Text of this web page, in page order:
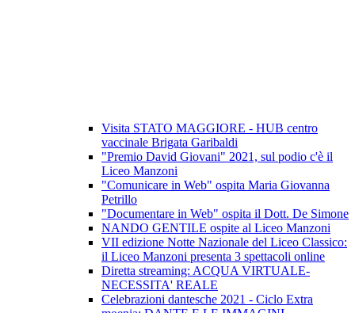
Visita STATO MAGGIORE - HUB centro
vaccinale Brigata Garibaldi
"Premio David Giovani" 2021, sul podio c'è il
Liceo Manzoni
"Comunicare in Web" ospita Maria Giovanna
Petrillo
"Documentare in Web" ospita il Dott. De Simone
NANDO GENTILE ospite al Liceo Manzoni
VII edizione Notte Nazionale del Liceo Classico:
il Liceo Manzoni presenta 3 spettacoli online
Diretta streaming: ACQUA VIRTUALE-
NECESSITA' REALE
Celebrazioni dantesche 2021 - Ciclo Extra